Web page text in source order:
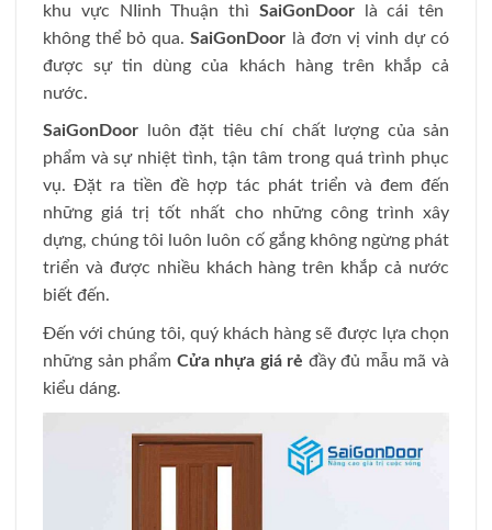
khu vực NIinh Thuận thì SaiGonDoorlà cái tên
không thể bỏ qua.SaiGonDoor là đơn vị vinh dự có
được sự tin dùng của khách hàng trên khắp cả
nước.
SaiGonDoor luôn đặt tiêu chí chất lượng của sản
phẩm và sự nhiệt tình, tận tâm trong quá trình phục
vụ. Đặt ra tiền đề hợp tác phát triển và đem đến
những giá trị tốt nhất cho những công trình xây
dựng, chúng tôi luôn luôn cố gắng không ngừng phát
triển và được nhiều khách hàng trên khắp cả nước
biết đến.
Đến với chúng tôi, quý khách hàng sẽ được lựa chọn
những sản phẩm Cửa nhựa giá rẻ đầy đủ mẫu mã và
kiểu dáng.